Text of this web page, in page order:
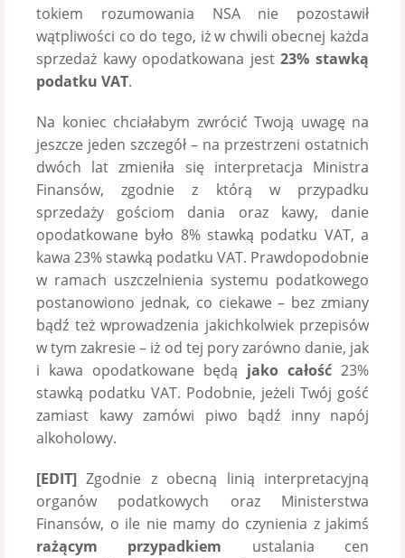
tokiem rozumowania NSA nie pozostawił
wątpliwości co do tego, iż w chwili obecnej każda
sprzedaż kawy opodatkowana jest23% stawką
podatku VAT.
Na koniec chciałabym zwrócić Twoją uwagę na
jeszcze jeden szczegół – na przestrzeni ostatnich
dwóch lat zmieniła się interpretacja Ministra
Finansów, zgodnie z którą w przypadku
sprzedaży gościom dania oraz kawy, danie
opodatkowane było 8% stawką podatku VAT, a
kawa 23% stawką podatku VAT. Prawdopodobnie
w ramach uszczelnienia systemu podatkowego
postanowiono jednak, co ciekawe – bez zmiany
bądź też wprowadzenia jakichkolwiek przepisów
w tym zakresie – iż od tej pory zarówno danie, jak
i kawa opodatkowane będą jako całość 23%
stawką podatku VAT. Podobnie, jeżeli Twój gość
zamiast kawy zamówi piwo bądź inny napój
alkoholowy.
[EDIT] Zgodnie z obecną linią interpretacyjną
organów podatkowych oraz Ministerstwa
Finansów, o ile nie mamy do czynienia z jakimś
rażącym przypadkiem ustalania cen